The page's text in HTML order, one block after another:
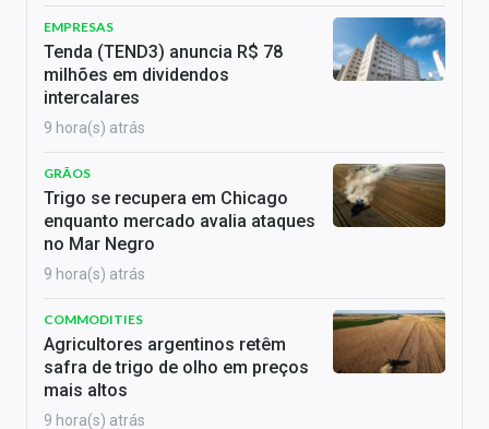
EMPRESAS
Tenda (TEND3) anuncia R$ 78
milhões em dividendos
intercalares
9 hora(s) atrás
GRÃOS
Trigo se recupera em Chicago
enquanto mercado avalia ataques
no Mar Negro
9 hora(s) atrás
COMMODITIES
Agricultores argentinos retêm
safra de trigo de olho em preços
mais altos
9 hora(s) atrás